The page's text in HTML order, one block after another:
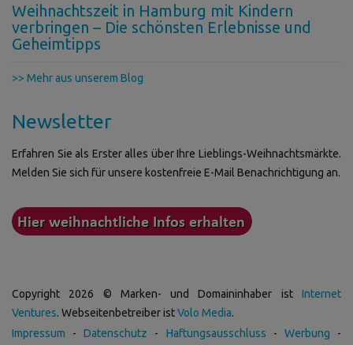
Weihnachtszeit in Hamburg mit Kindern
verbringen – Die schönsten Erlebnisse und
Geheimtipps
>> Mehr aus unserem Blog
Newsletter
Erfahren Sie als Erster alles über Ihre Lieblings-Weihnachtsmärkte.
Melden Sie sich für unsere kostenfreie E-Mail Benachrichtigung an.
Copyright 2026 © Marken- und Domaininhaber ist Internet
Ventures. Webseitenbetreiber istVolo Media.
Impressum -Datenschutz - Haftungsausschluss - Werbung -